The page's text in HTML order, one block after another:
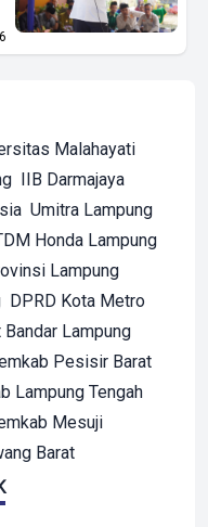
Malahayati
IIB Darmajaya
Umitra Lampung
Honda Lampung
Lampung
DPRD Kota Metro
Lampung
Pesisir Barat
Lampung Tengah
Mesuji
Barat